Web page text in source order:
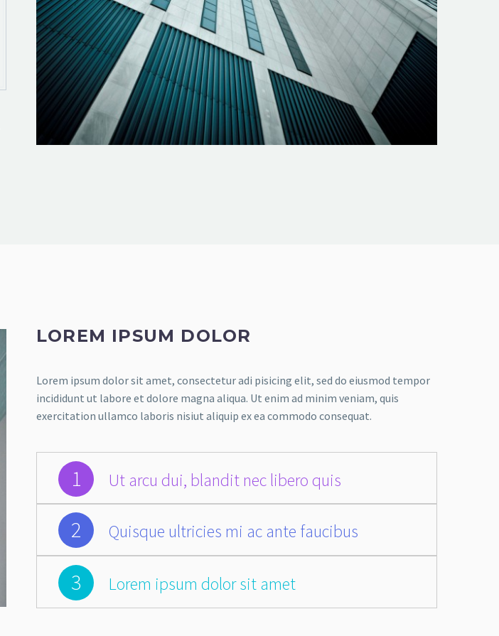
LOREM IPSUM DOLOR
Lorem ipsum dolor sit amet, consectetur adi pisicing elit, sed do eiusmod tempor
incididunt ut labore et dolore magna aliqua. Ut enim ad minim veniam, quis
exercitation ullamco laboris nisiut aliquip ex ea commodo consequat.
1 Ut arcu dui, blandit nec libero quis
2 Quisque ultricies mi ac ante faucibus
3 Lorem ipsum dolor sit amet